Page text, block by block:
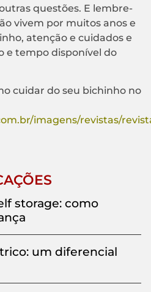
questões. E lembre-
vivem por muitos anos e
atenção e cuidados e
e tempo disponível do
cuidar do seu bichinho no
imagens/revistas/
storage: como
um diferencial